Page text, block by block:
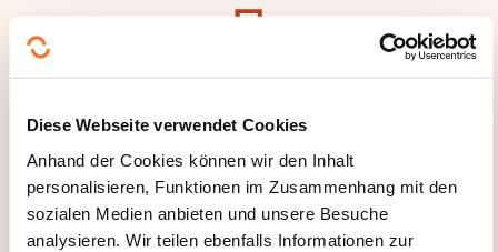
Diese Webseite verwendet Cookies
Anhand der Cookies können wir den Inhalt
personalisieren, Funktionen im Zusammenhang mit den
sozialen Medien anbieten und unsere Besuche
analysieren. Wir teilen ebenfalls Informationen zur
Seite der
Weiterbildungskate
gorien
zurückzugelangen